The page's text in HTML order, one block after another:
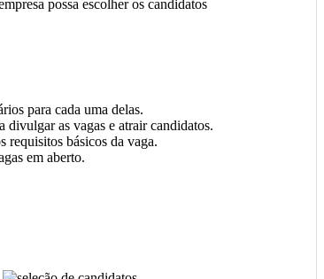
possa escolher os candidatos
para cada uma delas.
divulgar as vagas e atrair candidatos.
requisitos básicos da vaga.
em aberto.